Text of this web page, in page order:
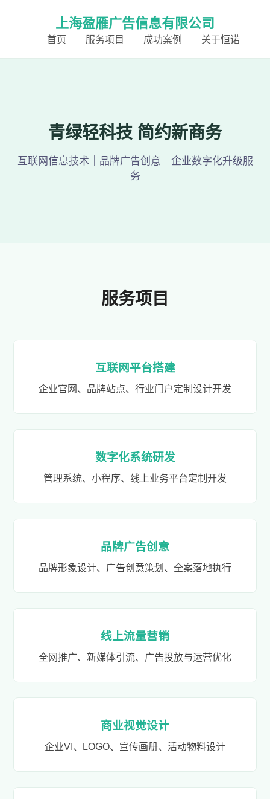
上海盈雁广告信息有限公司
首页 服务项目 成功案例 关于恒诺
青绿轻科技 简约新商务
互联网信息技术｜品牌广告创意｜企业数字化升级服
务
服务项目
互联网平台搭建
企业官网、品牌站点、行业门户定制设计开发
数字化系统研发
管理系统、小程序、线上业务平台定制开发
品牌广告创意
品牌形象设计、广告创意策划、全案落地执行
线上流量营销
全网推广、新媒体引流、广告投放与运营优化
商业视觉设计
企业VI、LOGO、宣传画册、活动物料设计